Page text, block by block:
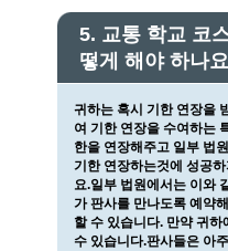
5. 교통 학교 코
떻게 해야 하나
귀하는 혹시 기한 연장을
여 기한 연장을 수여하는
한을 연장해주고 일부 법
기한 연장하는것에 성공
요.일부 법원에서는 이와
가 판사를 만나도록 예약
할 수 있습니다. 만약 귀
수 있습니다.판사들은 아